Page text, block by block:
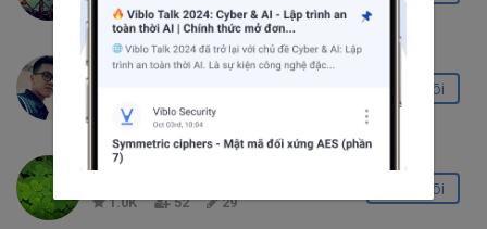
Trần Trung Phong
Theo dõi
Nguyen Manh Quan
1.0K 52 29
Theo dõi